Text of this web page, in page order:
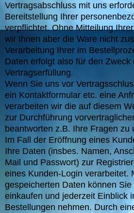
Vertragsabschluss mit uns
Bereitstellung Ihrer
verpflichtet. Ohne Mitteilung
wir Ihnen aber die Ware nicht
Verarbeitung Ihrer im
Daten erfolgt also für den Zweck
Vertragserfüllung.
Wenn Sie uns vor
ein Kontaktformular etc. eine
verarbeiten wir die auf diesem
zur Durchführung
beantworten z.B. Ihre Fragen zu
Im Fall der Eröffnung eines
Ihre Daten (insbes. Namen,
Mail und Passwort) zur
eines Kunden-Login verarbeitet.
gespeicherten Daten können
einkaufen und jederzeit Einblick
Bestellungen nehmen. Durch